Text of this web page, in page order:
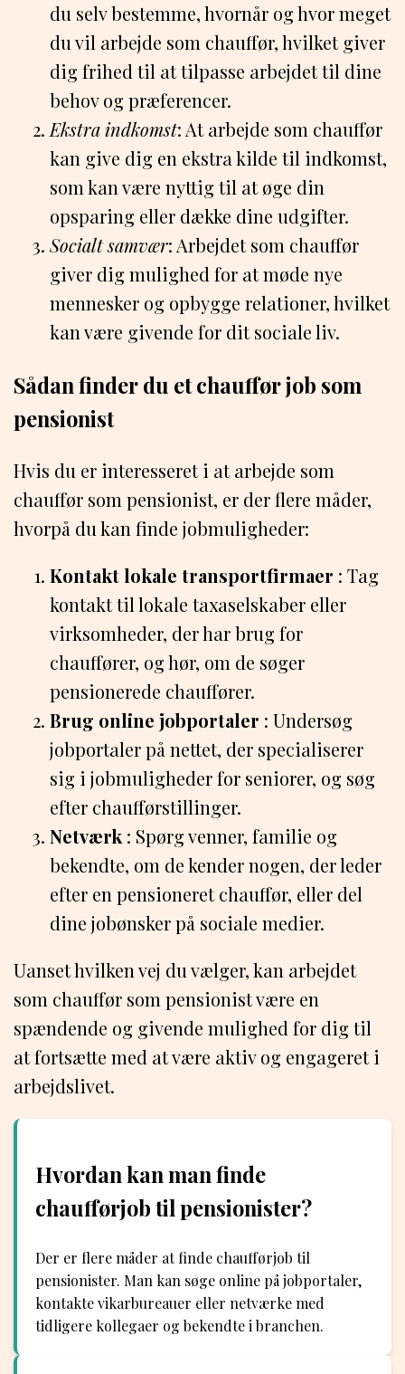
du selv bestemme, hvornår og hvor meget
du vil arbejde som chauffør, hvilket giver
dig frihed til at tilpasse arbejdet til dine
behov og præferencer.
Ekstra indkomst: At arbejde som chauffør
kan give dig en ekstra kilde til indkomst,
som kan være nyttig til at øge din
opsparing eller dække dine udgifter.
Socialt samvær: Arbejdet som chauffør
giver dig mulighed for at møde nye
mennesker og opbygge relationer, hvilket
kan være givende for dit sociale liv.
Sådan finder du et chauffør job som
pensionist
Hvis du er interesseret i at arbejde som
chauffør som pensionist, er der flere måder,
hvorpå du kan finde jobmuligheder:
Kontakt lokale transportfirmaer : Tag
kontakt til lokale taxaselskaber eller
virksomheder, der har brug for
chauffører, og hør, om de søger
pensionerede chauffører.
Brug online jobportaler : Undersøg
jobportaler på nettet, der specialiserer
sig i jobmuligheder for seniorer, og søg
efter chaufførstillinger.
Netværk : Spørg venner, familie og
bekendte, om de kender nogen, der leder
efter en pensioneret chauffør, eller del
dine jobønsker på sociale medier.
Uanset hvilken vej du vælger, kan arbejdet
som chauffør som pensionist være en
spændende og givende mulighed for dig til
at fortsætte med at være aktiv og engageret i
arbejdslivet.
Hvordan kan man finde
chaufførjob til pensionister?
Der er flere måder at finde chaufførjob til
pensionister. Man kan søge online på jobportaler,
kontakte vikarbureauer eller netværke med
tidligere kollegaer og bekendte i branchen.